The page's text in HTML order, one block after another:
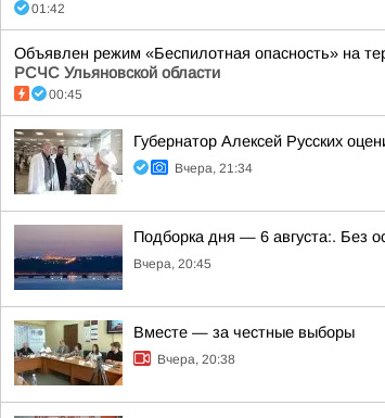
01:42
Объявлен режим «Беспилотная опасность» на
РСЧС Ульяновской области
00:45
Губернатор Алексей Русских
Вчера, 21:34
Подборка дня — 6 августа:. Без
Вчера, 20:45
Вместе — за честные выборы
Вчера, 20:38